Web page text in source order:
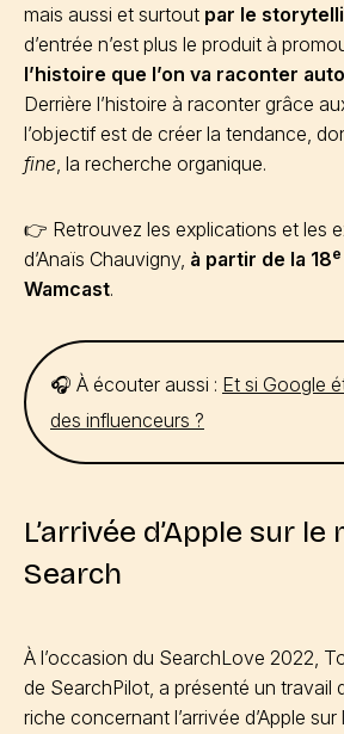
mais aussi et surtout par le
d’entrée n’est plus le produit à
l’histoire que l’on va raconter
Derrière l’histoire à raconter grâce
l’objectif est de créer la tendance,
fine, la recherche organique.
👉 Retrouvez les explications et les
d’Anaïs Chauvigny, à partir de la 18e
Wamcast.
🎧 À écouter aussi : Et si Google
des influenceurs ?
L’arrivée d’Apple sur
Search
À l’occasion du SearchLove 2022,
de SearchPilot, a présenté un travail
riche concernant l’arrivée d’Apple